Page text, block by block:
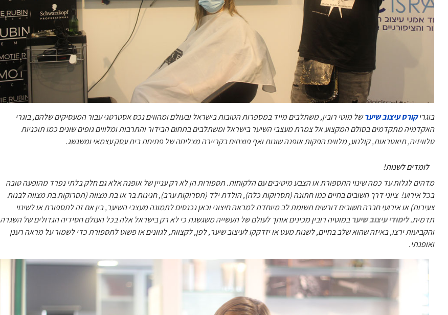
בוגריקורס עיצוב שיערשל מוטי רובין, משתלבים מייד במספרות הטובות בישראל ובעולם ומהווים נכס אסטרטגי עבור המעסיקים שלהם, בוגרי
האקדמיה מתקדמים בסולם המקצוע אל צמרת מעצבי השיער בישראל ומשתלבים בתחום הבידור והתרבות ומלווים גופים שונים כמו תוכניות
טלוויזיה, תיאטראות, קולנוע, מלווים הפקות אופנה שונות ואף פוצחים בקריירה מצליחה של פתיחת בית עסק עצמאי ומשגשג.
לומדים לשנות!
מדהים לגלות עד כמה שינוי התספורת או הצבע מיטיבים עם הלקוחות. תספורות הן לא רק עניין של אופנה אלא גם חלק בלתי נפרד מהופעה טובה
בכל אירוע! ציוני דרך חשובים בחיים כמו חתונה (תסרוקות כלה), הולדת ילד (תסרוקות ערב), חגיגות בר או בת מצווה (תסרוקות בת מצווה לבנות
צעירות) או אירועי חברה חשובים דורשים תשומת לב מיוחדת למראה חיצוני וכאן נכנסים לתמונה מעצבי השיער, בין אם זה לתספורת או לשינוי
תדמית.לימודי עיצוב שיערבמוטיה רובין מכינים אותך לעולם של תעשייה משגשגת כי לא רק בישראל אלה בכל העולם חסידיה הגדולים של השגרה
והקביעות ירצו, באיזה שהוא שלב בחיים, לשנות מעט או יזדקקו לעיצוב שיער, לפן, לקצוות, לגוונים או פשוט לתספורת כדי לשמור על מראה רענן
ואופנתי.